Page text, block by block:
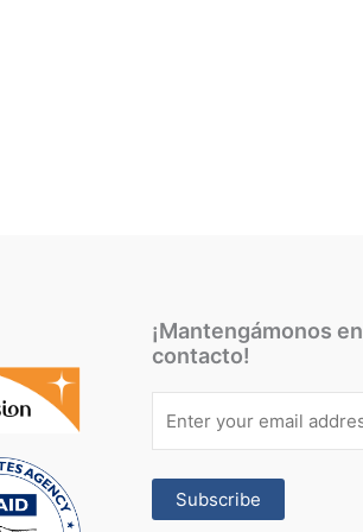
¡Mantengámonos en
contacto!